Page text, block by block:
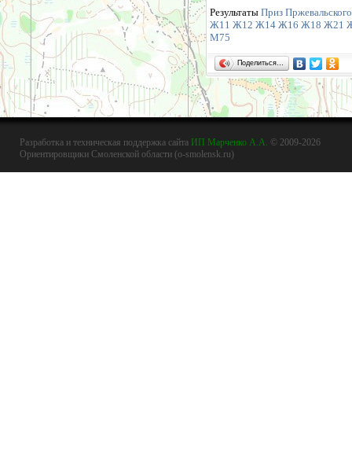
Результаты Приз
Ж11 Ж12 Ж14 Ж16 Ж18 Ж21
М75
Поделиться…
Разработка и техническая поддержка сайта ИП Марченко А.А. © 2009-2026
Ориентировщики Смоленской области (o-smolensk.ru)